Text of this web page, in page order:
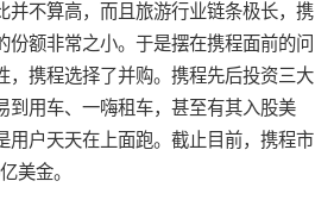
并不算高，而且旅游行业链条极长，携
额非常之小。于是摆在携程面前的问
，携程选择了并购。携程先后投资三大
到用车、一嗨租车，甚至有其入股美
用户天天在上面跑。截止目前，携程市
美金。